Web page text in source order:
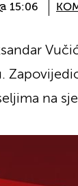
15:06
na